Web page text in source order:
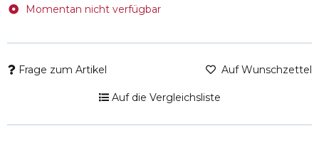
geformte Lordosenstütze, individuell einstellbar, gibt
schafft das optimale Wohlgefühl.
Sitzen. Die einzelnen Stufen sind feststellbar. Die TÜV
kraftvoll.
Momentan nicht verfügbar
Frage zum Artikel Auf Wunschzettel
Auf die Vergleichsliste